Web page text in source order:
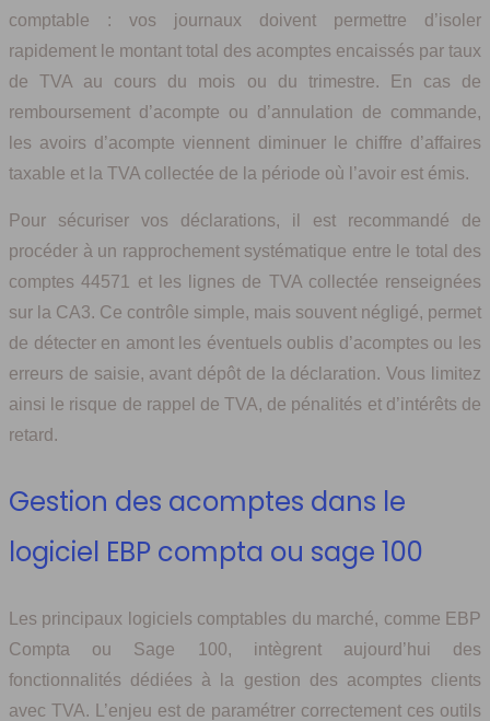
comptable : vos journaux doivent permettre d’isoler
rapidement le montant total des acomptes encaissés par taux
de TVA au cours du mois ou du trimestre. En cas de
remboursement d’acompte ou d’annulation de commande,
les avoirs d’acompte viennent diminuer le chiffre d’affaires
taxable et la TVA collectée de la période où l’avoir est émis.
Pour sécuriser vos déclarations, il est recommandé de
procéder à un rapprochement systématique entre le total des
comptes 44571 et les lignes de TVA collectée renseignées
sur la CA3. Ce contrôle simple, mais souvent négligé, permet
de détecter en amont les éventuels oublis d’acomptes ou les
erreurs de saisie, avant dépôt de la déclaration. Vous limitez
ainsi le risque de rappel de TVA, de pénalités et d’intérêts de
retard.
Gestion des acomptes dans le
logiciel EBP compta ou sage 100
Les principaux logiciels comptables du marché, comme EBP
Compta ou Sage 100, intègrent aujourd’hui des
fonctionnalités dédiées à la gestion des acomptes clients
avec TVA. L’enjeu est de paramétrer correctement ces outils